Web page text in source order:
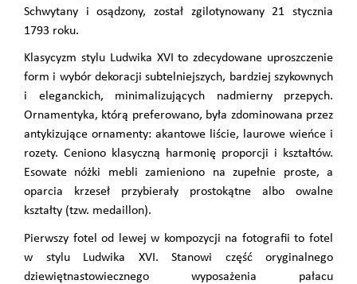
Schwytany i osądzony, został zgilotynowany 21 stycznia
1793 roku.
Klasycyzm stylu Ludwika XVI to zdecydowane uproszczenie
form i wybór dekoracji subtelniejszych, bardziej szykownych
i eleganckich, minimalizujących nadmierny przepych.
Ornamentyka, którą preferowano, była zdominowana przez
antykizujące ornamenty: akantowe liście, laurowe wieńce i
rozety. Ceniono klasyczną harmonię proporcji i kształtów.
Esowate nóżki mebli zamieniono na zupełnie proste, a
oparcia krzeseł przybierały prostokątne albo owalne
kształty (tzw. medaillon).
Pierwszy fotel od lewej w kompozycji na fotografii to fotel
w stylu Ludwika XVI. Stanowi część oryginalnego
dziewiętnastowiecznego wyposażenia pałacu